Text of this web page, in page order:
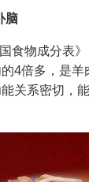
脑
食物成分表
的4倍多，是羊
关系密切，